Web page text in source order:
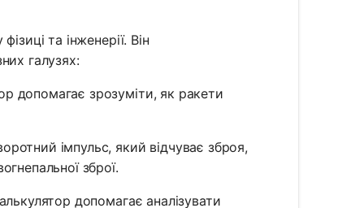
та інженерії. Він
галузях:
допомагає зрозуміти, як ракети
імпульс, який відчуває зброя,
зброї.
допомагає аналізувати